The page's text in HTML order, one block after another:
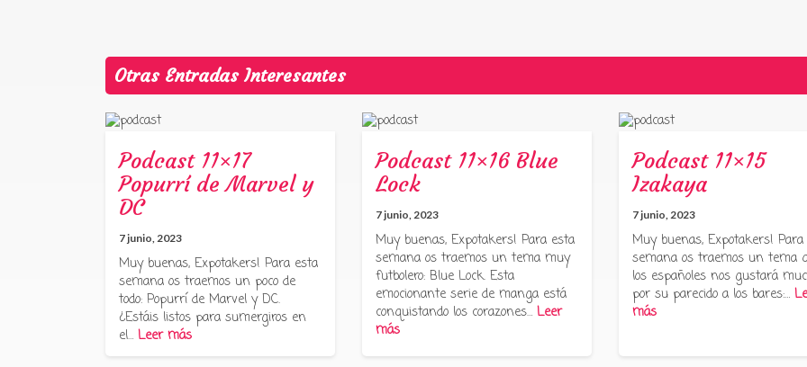
Otras Entradas Interesantes
Podcast 11×17
Popurrí de Marvel y
DC
7 junio, 2023
Muy buenas, Expotakers! Para esta
semana os traemos un poco de
todo: Popurrí de Marvel y DC.
¿Estáis listos para sumergiros en
el… Leer más
Podcast 11×16 Blue
Lock
7 junio, 2023
Muy buenas, Expotakers! Para esta
semana os traemos un tema muy
futbolero: Blue Lock. Esta
emocionante serie de manga está
conquistando los corazones… Leer
más
Podcast 11×15
Izakaya
7 junio, 2023
Muy buenas, Expotakers!
semana os traemos un tema
los españoles nos gustará
por su parecido a los bares:…
más